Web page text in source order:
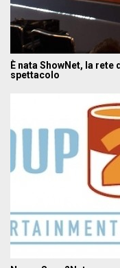
È nata ShowNet, la
spettacolo